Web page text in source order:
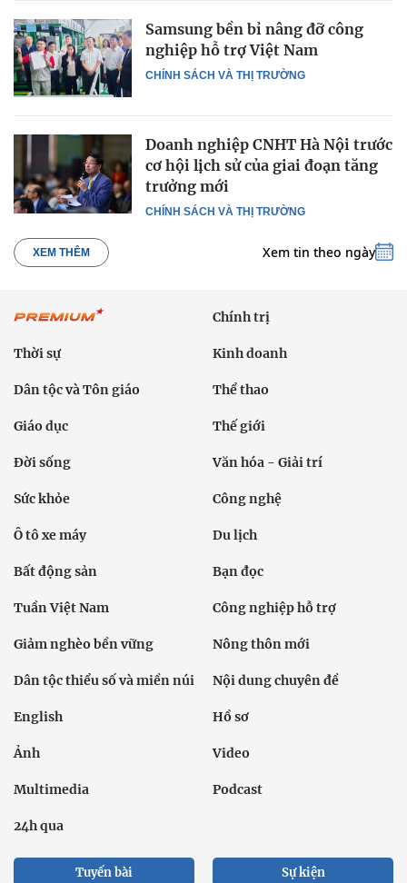
CHÍNH SÁCH VÀ THỊ TRƯỜNG
Samsung bền bỉ nâng đỡ công
nghiệp hỗ trợ Việt Nam
CHÍNH SÁCH VÀ THỊ TRƯỜNG
Doanh nghiệp CNHT Hà Nội trước
cơ hội lịch sử của giai đoạn tăng
trưởng mới
XEM THÊM Xem tin theo ngày
Chính trị
Thời sự Kinh doanh
Dân tộc và Tôn giáo Thể thao
Giáo dục Thế giới
Đời sống Văn hóa - Giải trí
Sức khỏe Công nghệ
Ô tô xe máy Du lịch
Bất động sản Bạn đọc
Tuần Việt Nam Công nghiệp hỗ trợ
Giảm nghèo bền vững Nông thôn mới
Dân tộc thiểu số và miền núi Nội dung chuyên đề
English Hồ sơ
Ảnh Video
Multimedia Podcast
24h qua
Tuyến bài Sự kiện